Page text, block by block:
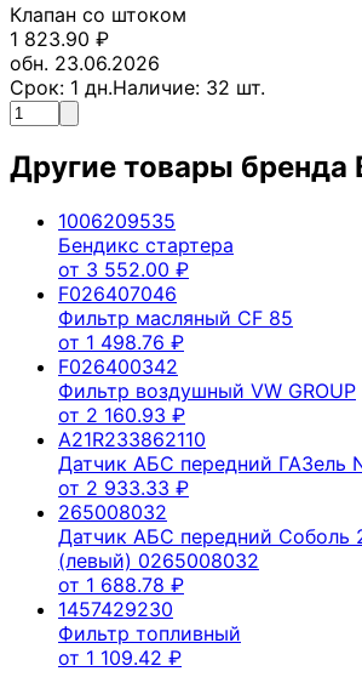
Клапан со штоком
1 823.90 ₽
обн. 23.06.2026
Срок: 1 дн.Наличие: 32 шт.
Другие товары бренда
1006209535
Бендикс стартера
от 3 552.00 ₽
F026407046
Фильтр масляный CF 85
от 1 498.76 ₽
F026400342
Фильтр воздушный VW GROUP
от 2 160.93 ₽
A21R233862110
Датчик АБС передний ГАЗель
от 2 933.33 ₽
265008032
Датчик АБС передний Соболь
(левый) 0265008032
от 1 688.78 ₽
1457429230
Фильтр топливный
от 1 109.42 ₽